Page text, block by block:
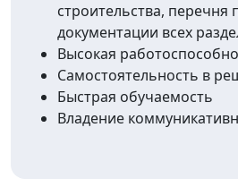
строительства,
документации всех
Высокая
Самостоятельность в
Быстрая обучаемость
Владение